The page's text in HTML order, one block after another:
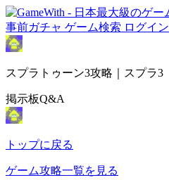
事前ガチャ ゲーム検索 ログイン
スプラトゥーン3攻略｜スプラ3
掲示板Q&A
トップに戻る
ゲーム攻略一覧を見る